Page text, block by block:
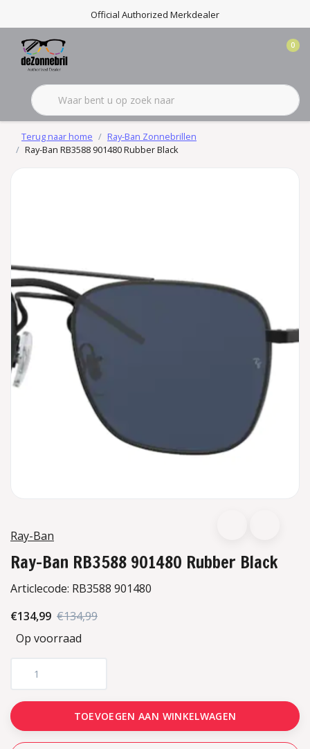
Official Authorized Merkdealer
0
Terug naar home
Ray-Ban Zonnebrillen
Ray-Ban RB3588 901480 Rubber Black
Ray-Ban
Ray-Ban RB3588 901480 Rubber Black
Articlecode: RB3588 901480
€134,99 €134,99
Op voorraad
TOEVOEGEN AAN WINKELWAGEN